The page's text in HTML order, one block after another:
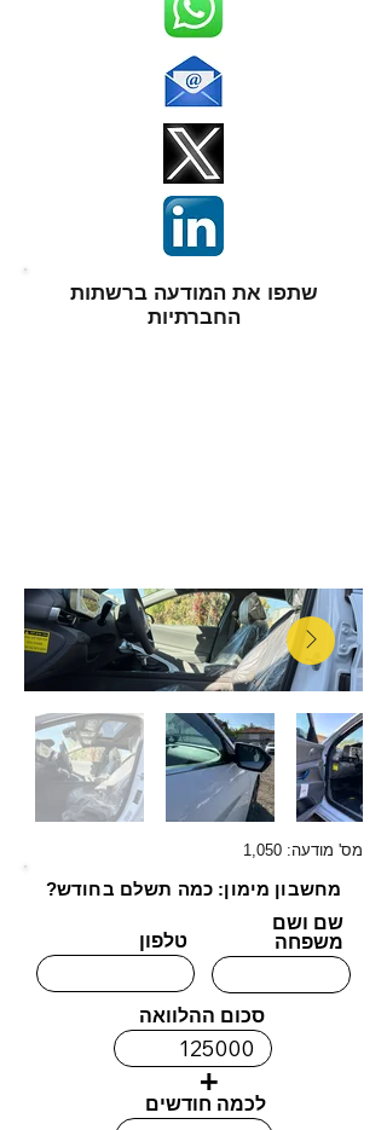
שתפו את המודעה ברשתות
החברתיות
מס' מודעה: 1,050
מחשבון מימון: כמה תשלם בחודש?
שם ושם
משפחה
טלפון
סכום ההלוואה
+
לכמה חודשים